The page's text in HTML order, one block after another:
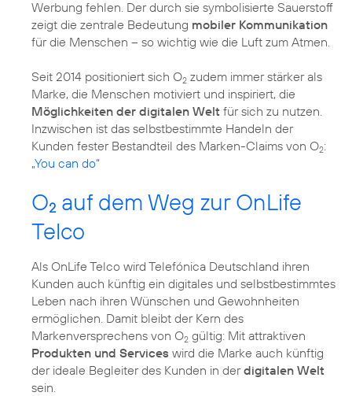
Werbung fehlen. Der durch sie symbolisierte Sauerstoff
zeigt die zentrale Bedeutung mobiler Kommunikation
für die Menschen – so wichtig wie die Luft zum Atmen.
Seit 2014 positioniert sich O2 zudem immer stärker als
Marke, die Menschen motiviert und inspiriert, die
Möglichkeiten der digitalen Welt für sich zu nutzen.
Inzwischen ist das selbstbestimmte Handeln der
Kunden fester Bestandteil des Marken-Claims von O2:
„You can do“
O2 auf dem Weg zur OnLife
Telco
Als OnLife Telco wird Telefónica Deutschland ihren
Kunden auch künftig ein digitales und selbstbestimmtes
Leben nach ihren Wünschen und Gewohnheiten
ermöglichen. Damit bleibt der Kern des
Markenversprechens von O2 gültig: Mit attraktiven
Produkten und Services wird die Marke auch künftig
der ideale Begleiter des Kunden in derdigitalen Welt
sein.